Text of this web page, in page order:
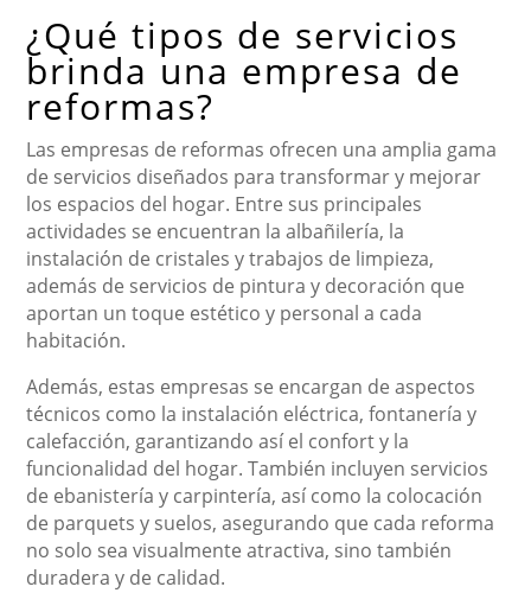
¿Qué tipos de servicios
brinda una empresa de
reformas?
Las empresas de reformas ofrecen una amplia gama
de servicios diseñados para transformar y mejorar
los espacios del hogar. Entre sus principales
actividades se encuentran la albañilería, la
instalación de cristales y trabajos de limpieza,
además de servicios de pintura y decoración que
aportan un toque estético y personal a cada
habitación.
Además, estas empresas se encargan de aspectos
técnicos como la instalación eléctrica, fontanería y
calefacción, garantizando así el confort y la
funcionalidad del hogar. También incluyen servicios
de ebanistería y carpintería, así como la colocación
de parquets y suelos, asegurando que cada reforma
no solo sea visualmente atractiva, sino también
duradera y de calidad.